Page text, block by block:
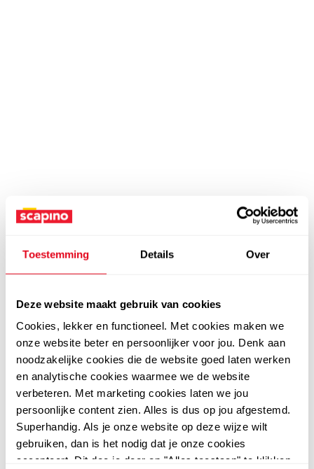
Toestemming Details Over
Deze website maakt gebruik van cookies
Cookies, lekker en functioneel. Met cookies maken we
onze website beter en persoonlijker voor jou. Denk aan
noodzakelijke cookies die de website goed laten werken
en analytische cookies waarmee we de website
verbeteren. Met marketing cookies laten we jou
persoonlijke content zien. Alles is dus op jou afgestemd.
Superhandig. Als je onze website op deze wijze wilt
gebruiken, dan is het nodig dat je onze cookies
accepteert. Dit doe je door op "Alles toestaan" te klikken.